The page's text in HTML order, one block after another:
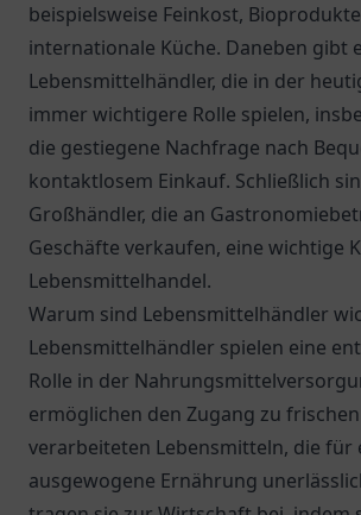
beispielsweise Feinkost,
internationale Küche. Daneben gibt
Lebensmittelhändler, die in der
immer wichtigere Rolle spielen,
die gestiegene Nachfrage nach
kontaktlosem Einkauf. Schließlich
Großhändler, die an
Geschäfte verkaufen, eine wichtige
Lebensmittelhandel.
Warum sind Lebensmittelhändler
Lebensmittelhändler spielen eine
Rolle in der
ermöglichen den Zugang zu
verarbeiteten Lebensmitteln, die für
ausgewogene Ernährung